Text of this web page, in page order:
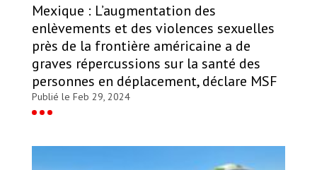
Mexique : L’augmentation des
enlèvements et des violences sexuelles
près de la frontière américaine a de
graves répercussions sur la santé des
personnes en déplacement, déclare MSF
Publié le Feb 29, 2024